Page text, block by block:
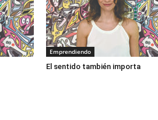
Emprendiendo
El sentido también importa